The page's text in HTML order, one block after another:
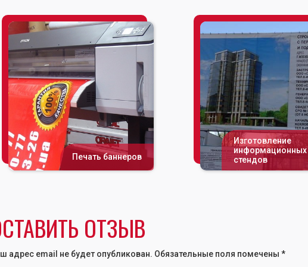
Печать баннеров
Изготовление
информационных
стендов
ОТЗЫВ
адрес email не будет опубликован. Обязательные поля помечены *